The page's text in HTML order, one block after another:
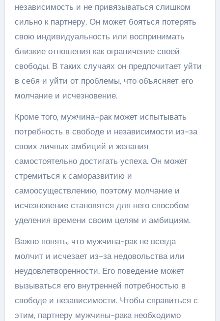
независимость и не привязываться слишком
сильно к партнеру. Он может бояться потерять
свою индивидуальность или воспринимать
близкие отношения как ограничение своей
свободы. В таких случаях он предпочитает уйти
в себя и уйти от проблемы, что объясняет его
молчание и исчезновение.
Кроме того, мужчина-рак может испытывать
потребность в свободе и независимости из-за
своих личных амбиций и желания
самостоятельно достигать успеха. Он может
стремиться к саморазвитию и
самоосуществлению, поэтому молчание и
исчезновение становятся для него способом
уделения времени своим целям и амбициям.
Важно понять, что мужчина-рак не всегда
молчит и исчезает из-за недовольства или
неудовлетворенности. Его поведение может
вызываться его внутренней потребностью в
свободе и независимости. Чтобы справиться с
этим, партнеру мужчины-рака необходимо